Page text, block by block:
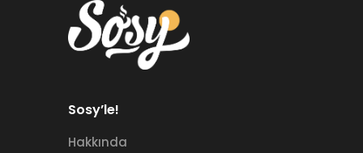
Sosy’le!
Hakkında